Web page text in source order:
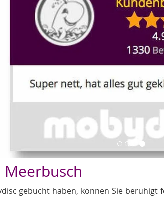
gebucht haben, können Sie